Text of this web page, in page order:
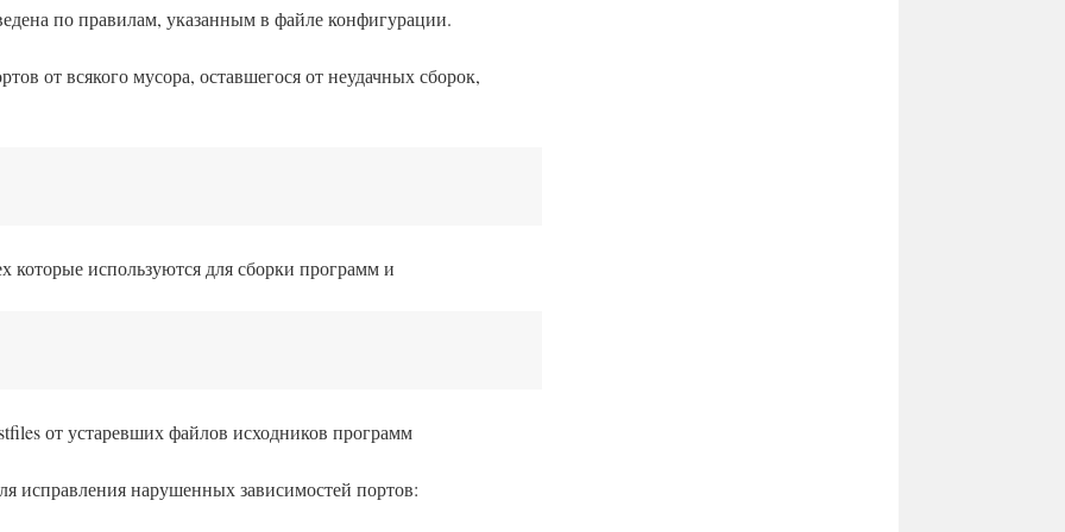
по правилам, указанным в файле конфигурации.
от всякого мусора, оставшегося от неудачных сборок,
которые используются для сборки программ и
от устаревших файлов исходников программ
исправления нарушенных зависимостей портов: